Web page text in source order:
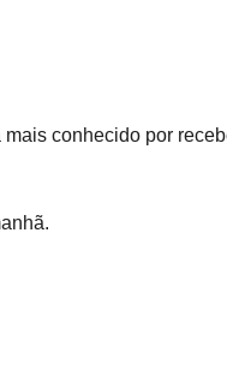
conhecido por